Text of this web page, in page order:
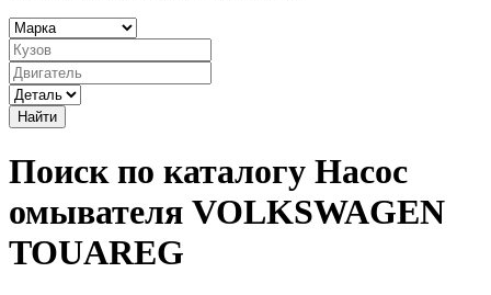
Найти
Поиск по каталогу Насос
омывателя VOLKSWAGEN
TOUAREG